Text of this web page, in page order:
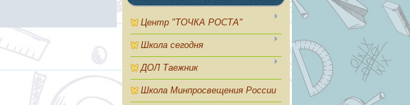
Центр "ТОЧКА РОСТА"
Школа сегодня
ДОЛ Таежник
Школа Минпросвещения России